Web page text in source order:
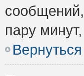
сообщений,
пару